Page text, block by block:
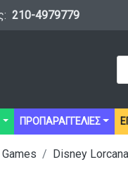
210-4979779
ΠΡΟΠΑΡΑΓΓΕΛΙΕΣ
Disney Lorcana